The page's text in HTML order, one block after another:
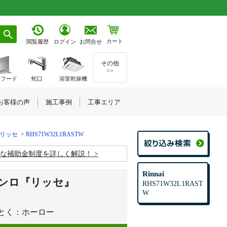
Rinnai
RHS71W32L1RAST
W
閲覧履歴 ログイン お問合せ カート
ッセ RHS71W32L1RASTW
補助金制度を詳しく解説！
ロ『リッセ』
く：ホーロー
ード 蛇口 浴室乾燥機
その他
>>
客様の声 施工事例 工事エリア